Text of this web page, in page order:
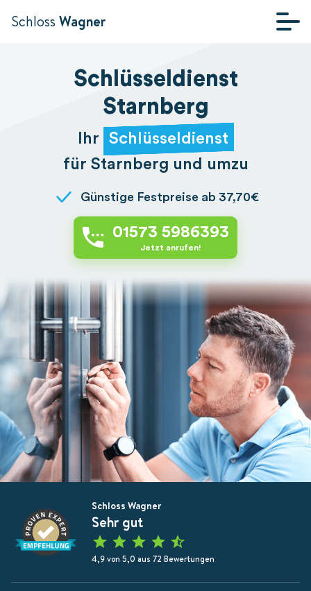
Schloss Wagner
Schlüsseldienst
Starnberg
Ihr
Schlüsseldienst
für Starnberg und umzu
Günstige Festpreise ab 37,70€
01573 5986393
Jetzt anrufen!
Schloss Wagner
Sehr gut
4,9 von 5,0 aus 72 Bewertungen